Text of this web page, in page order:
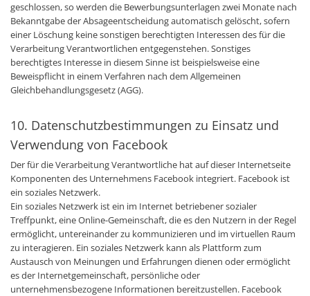
geschlossen, so werden die Bewerbungsunterlagen zwei Monate nach
Bekanntgabe der Absageentscheidung automatisch gelöscht, sofern
einer Löschung keine sonstigen berechtigten Interessen des für die
Verarbeitung Verantwortlichen entgegenstehen. Sonstiges
berechtigtes Interesse in diesem Sinne ist beispielsweise eine
Beweispflicht in einem Verfahren nach dem Allgemeinen
Gleichbehandlungsgesetz (AGG).
10. Datenschutzbestimmungen zu Einsatz und
Verwendung von Facebook
Der für die Verarbeitung Verantwortliche hat auf dieser Internetseite
Komponenten des Unternehmens Facebook integriert. Facebook ist
ein soziales Netzwerk.
Ein soziales Netzwerk ist ein im Internet betriebener sozialer
Treffpunkt, eine Online-Gemeinschaft, die es den Nutzern in der Regel
ermöglicht, untereinander zu kommunizieren und im virtuellen Raum
zu interagieren. Ein soziales Netzwerk kann als Plattform zum
Austausch von Meinungen und Erfahrungen dienen oder ermöglicht
es der Internetgemeinschaft, persönliche oder
unternehmensbezogene Informationen bereitzustellen. Facebook